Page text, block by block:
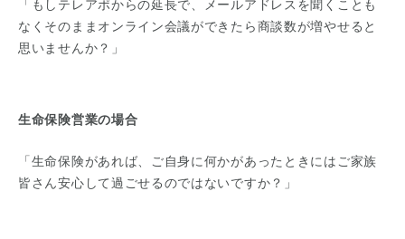
「もしテレアポからの延長で、メールアドレスを聞くことも
なくそのままオンライン会議ができたら商談数が増やせると
思いませんか？」
生命保険営業の場合
「生命保険があれば、ご自身に何かがあったときにはご家族
皆さん安心して過ごせるのではないですか？」